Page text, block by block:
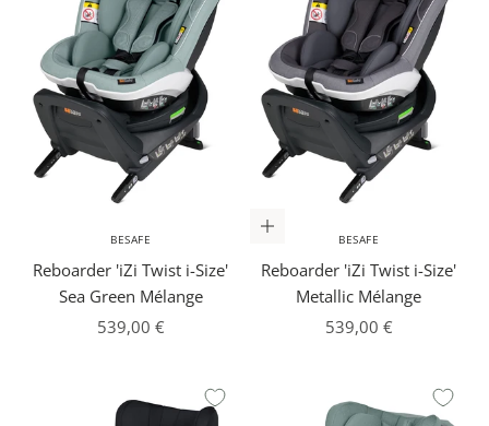
BESAFE
Reboarder 'iZi Twist i-Size'
Sea Green Mélange
Angebot
539,00 €
In den Warenkorb
BESAFE
Reboarder 'iZi Twist i-Size'
Metallic Mélange
Angebot
539,00 €